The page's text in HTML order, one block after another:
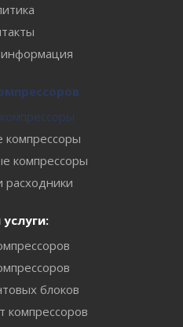
компрессоры
расходники
блоков
компрессоров